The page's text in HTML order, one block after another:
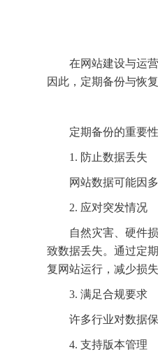
在网站建设与运
因此，定期备份与恢
定期备份的重要性
1. 防止数据丢失
网站数据可能因
2. 应对突发情况
自然灾害、硬件
致数据丢失。通过定
复网站运行，减少损
3. 满足合规要求
许多行业对数据
4. 支持版本管理